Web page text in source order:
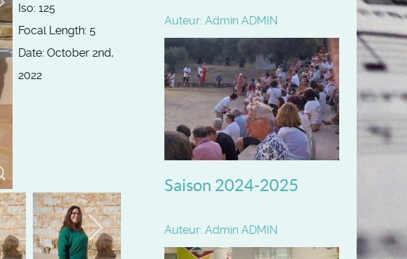
Iso:125
Focal Length: 5
Date:October 2nd,
2022
Auteur: Admin ADMIN
Saison 2024-2025
Auteur: Admin ADMIN